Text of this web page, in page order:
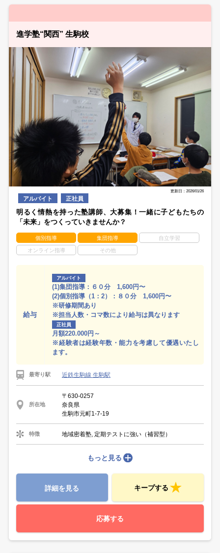
進学塾“関西” 生駒校
更新日：2026/01/26
アルバイト 正社員
明るく情熱を持った塾講師、大募集！一緒に子どもたちの
「未来」をつくっていきませんか？
個別指導 集団指導 自立学習
オンライン指導 その他
給与
アルバイト
(1)集団指導：６０分 1,600円〜
(2)個別指導（1：2）：８０分 1,600円〜
※研修期間あり
※担当人数・コマ数により給与は異なります
正社員
月額220.000円～
※経験者は経験年数・能力を考慮して優遇いたし
ます。
最寄り駅 近鉄生駒線 生駒駅
所在地
〒630-0257
奈良県
生駒市元町1-7-19
特徴 地域密着塾, 定期テストに強い（補習型）
もっと見る
詳細を見る キープする
応募する